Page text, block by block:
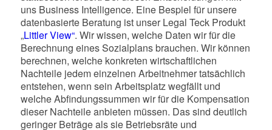
uns Business Intelligence. Eine Bespiel für unsere
datenbasierte Beratung ist unser Legal Teck Produkt
„Littler View“. Wir wissen, welche Daten wir für die
Berechnung eines Sozialplans brauchen. Wir können
berechnen, welche konkreten wirtschaftlichen
Nachteile jedem einzelnen Arbeitnehmer tatsächlich
entstehen, wenn sein Arbeitsplatz wegfällt und
welche Abfindungssummen wir für die Kompensation
dieser Nachteile anbieten müssen. Das sind deutlich
geringer Beträge als sie Betriebsräte und